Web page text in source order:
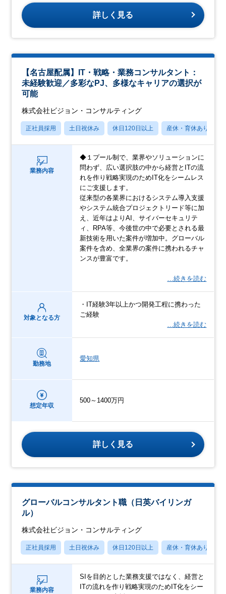
詳しく見る
【名古屋配属】IT・戦略・業務コンサルタント：
未経験歓迎／多彩なPJ、多様なキャリアの選択が
可能
株式会社ビジョン・コンサルティング
正社員採用 土日祝休み 休日120日以上 産休・育休あり
業務内容
◆１プール制で、業界やソリューションに
問わず、広い選択肢の中から経営とITの流
れを作り戦略実現のためIT化をシームレス
にご支援します。
従来型の各業界におけるシステム導入支援
やシステム統合プロジェクトリード等に加
え、近年はよりAI、サイバーセキュリテ
ィ、RPA等、今後世の中で必要とされる最
新技術を用いた案件が増加中。グローバル
案件を含め、全業界の案件に携われるチャ
ンスが豊富です。
…続きを読む
対象となる方
・IT経験3年以上かつ開発工程に携わった
ご経験
…続きを読む
勤務地
愛知県
想定年収
500～1400万円
詳しく見る
グローバルコンサルタント職（日英バイリンガ
ル）
株式会社ビジョン・コンサルティング
正社員採用 土日祝休み 休日120日以上 産休・育休あり
業務内容
SIを目的とした業務支援ではなく、経営と
ITの流れを作り戦略実現のためIT化をシー